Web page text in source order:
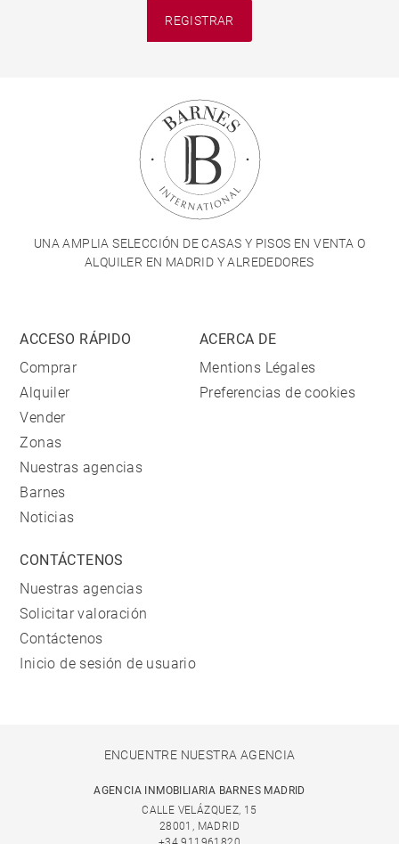
REGISTRAR
UNA AMPLIA SELECCIÓN DE CASAS Y PISOS EN VENTA O
ALQUILER EN MADRID Y ALREDEDORES
ACCESO RÁPIDO
Comprar
Alquiler
Vender
Zonas
Nuestras agencias
Barnes
Noticias
ACERCA DE
Mentions Légales
Preferencias de cookies
CONTÁCTENOS
Nuestras agencias
Solicitar valoración
Contáctenos
Inicio de sesión de usuario
ENCUENTRE NUESTRA AGENCIA
AGENCIA INMOBILIARIA BARNES MADRID
CALLE VELÁZQUEZ, 15
28001, MADRID